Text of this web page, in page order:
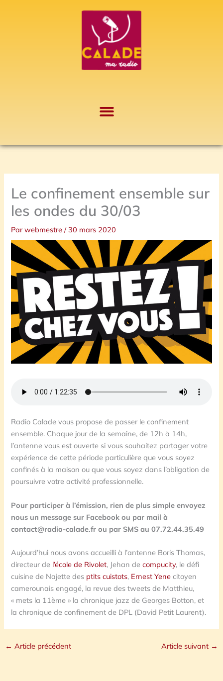
Le confinement ensemble sur
les ondes du 30/03
Parwebmestre/ 30 mars 2020
Radio Calade vous propose de passer le confinement
ensemble. Chaque jour de la semaine, de 12h à 14h,
l’antenne vous est ouverte si vous souhaitez partager votre
expérience de cette période particulière que vous soyez
confinés à la maison ou que vous soyez dans l’obligation de
poursuivre votre activité professionnelle.
Pour participer à l’émission, rien de plus simple envoyez
nous un message sur Facebook ou par mail à
contact@radio-calade.fr ou par SMS au 07.72.44.35.49
Aujourd’hui nous avons accueilli à l’antenne Boris Thomas,
directeur de l’école de Rivolet, Jehan decompucity, le défi
cuisine de Najette des ptits cuistots, Ernest Yene citoyen
camerounais engagé, la revue des tweets de Matthieu,
« mets la 11ème » la chronique jazz de Georges Botton, et
la chronique de confinement de DPL (David Petit Laurent).
← Article précédent Article suivant →